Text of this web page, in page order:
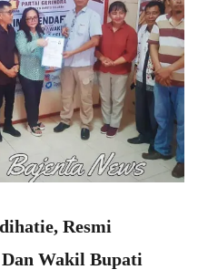
Resmi
Wakil Bupati